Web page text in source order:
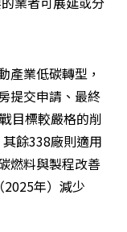
產業低碳轉型，
提交申請、最終
目標較嚴格的削
餘338廠則適用
燃料與製程改善
年）減少